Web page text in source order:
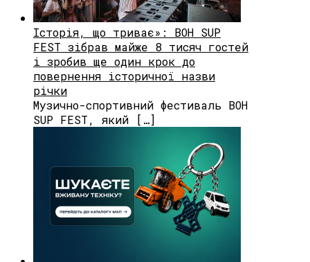
Історія, що триває»: BOH SUP
FEST зібрав майже 8 тисяч гостей
і зробив ще один крок до
повернення історичної назви
річки
Музично-спортивний фестиваль BOH
SUP FEST, який […]